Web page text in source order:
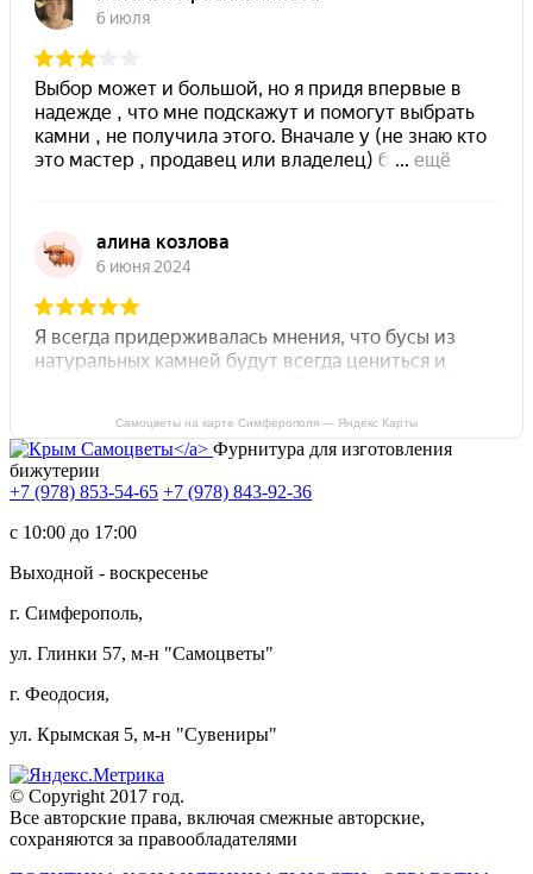
Самоцветы на карте Симферополя — Яндекс Карты
Фурнитура для изготовления
бижутерии
+7 (978) 853-54-65 +7 (978) 843-92-36
c 10:00 до 17:00
Выходной - воскресенье
г. Симферополь,
ул. Глинки 57, м-н "Самоцветы"
г. Феодосия,
ул. Крымская 5, м-н "Сувениры"
© Copyright 2017 год.
Все авторские права, включая смежные авторские,
сохраняются за правообладателями